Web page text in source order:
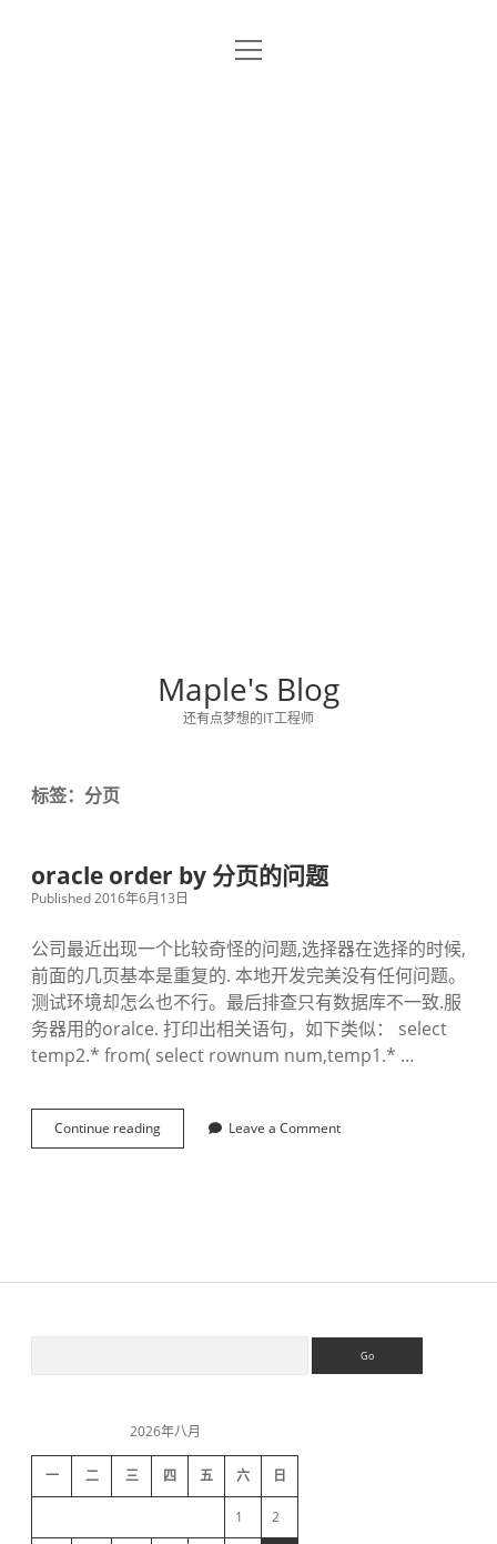
关于博主
o
Maple's Blog
还有点梦想的IT工程师
标签：分页
oracle order by 分页的问题
Published 2016年6月13日
公司最近出现一个比较奇怪的问题,选择器在选择的时候,
前面的几页基本是重复的. 本地开发完美没有任何问题。
测试环境却怎么也不行。最后排查只有数据库不一致.服
务器用的oralce. 打印出相关语句，如下类似： select
temp2.* from( select rownum num,temp1.* …
Continue reading
r
d
的
题
Leave a Comment
d
2026年八月
一 二 三 四 五 六 日
1 2